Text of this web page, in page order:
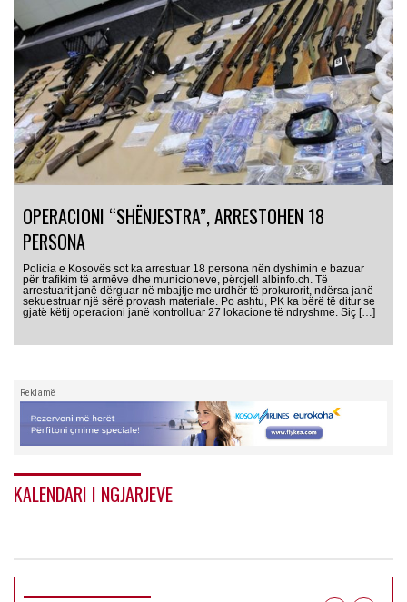
OPERACIONI “SHËNJESTRA”, ARRESTOHEN 18
PERSONA
Policia e Kosovës sot ka arrestuar 18 persona nën dyshimin e bazuar
për trafikim të armëve dhe municioneve, përcjell albinfo.ch. Të
arrestuarit janë dërguar në mbajtje me urdhër të prokurorit, ndërsa janë
sekuestruar një sërë provash materiale. Po ashtu, PK ka bërë të ditur se
gjatë këtij operacioni janë kontrolluar 27 lokacione të ndryshme. Siç […]
Reklamë
KALENDARI I NGJARJEVE